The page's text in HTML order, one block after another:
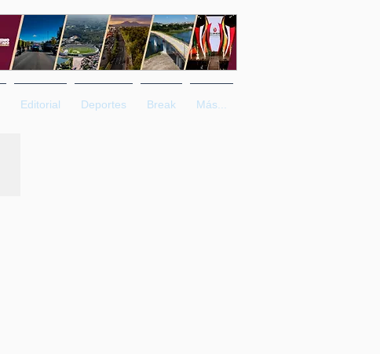
Editorial Deportes Break Más...